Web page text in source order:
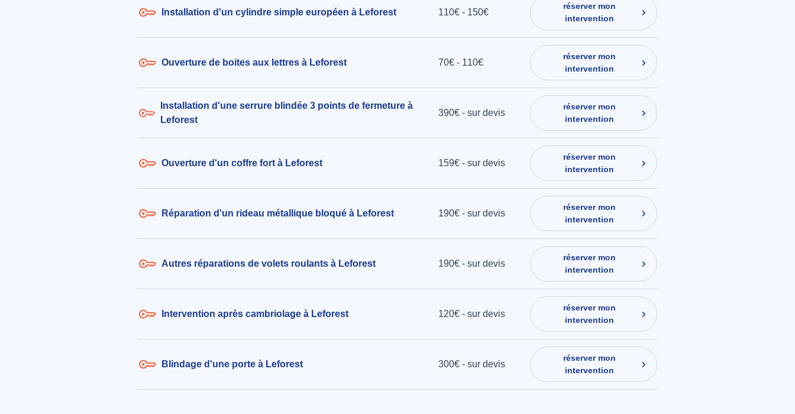
Installation d'un cylindre simple européen à Leforest 110€ - 150€
réserver mon
intervention
Ouverture de boites aux lettres à Leforest 70€ - 110€
réserver mon
intervention
Installation d'une serrure blindée 3 points de fermeture à
Leforest
390€ - sur devis
réserver mon
intervention
Ouverture d'un coffre fort à Leforest 159€ - sur devis
réserver mon
intervention
Réparation d'un rideau métallique bloqué à Leforest 190€ - sur devis
réserver mon
intervention
Autres réparations de volets roulants à Leforest 190€ - sur devis
réserver mon
intervention
Intervention après cambriolage à Leforest 120€ - sur devis
réserver mon
intervention
Blindage d'une porte à Leforest 300€ - sur devis
réserver mon
intervention